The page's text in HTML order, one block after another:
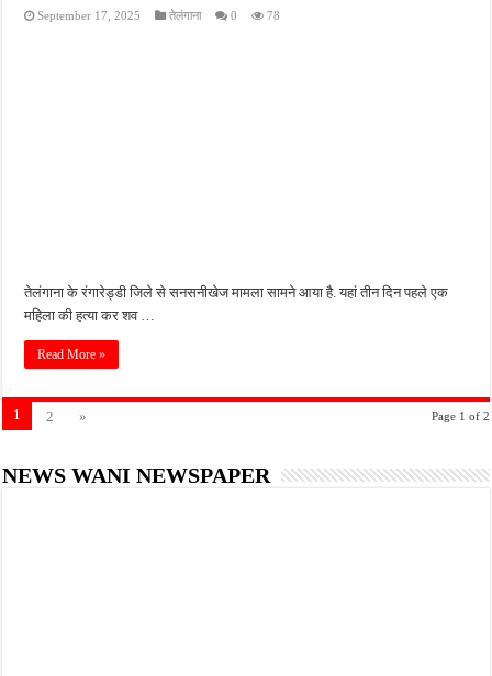
September 17, 2025 तेलंगाना 0 78
तेलंगाना के रंगारेड्डी जिले से सनसनीखेज मामला सामने आया है. यहां तीन दिन पहले एक
महिला की हत्या कर शव …
Read More »
Page 1 of 2
1 2 »
NEWS WANI NEWSPAPER